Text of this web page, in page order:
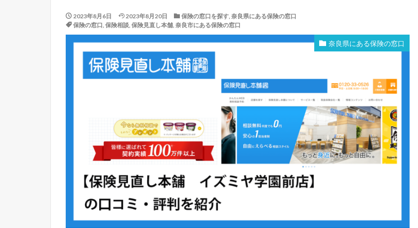
2023年8月6日 2023年8月20日 保険の窓口を探す, 奈良県にある保険の窓口
保険の窓口, 保険相談, 保険見直し本舗, 奈良市にある保険の窓口
奈良県にある保険の窓口